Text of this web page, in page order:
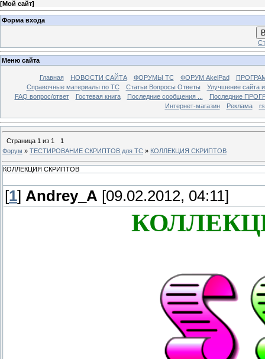
[Мой сайт]
Форма входа
Меню сайта
Главная НОВОСТИ САЙТА ФОРУМЫ TC ФОРУМ AkelPad
Справочные материалы по TС
Статьи Вопросы Ответы
Улучшение сайта
FAQ вопрос/ответ
Гостевая книга Последние сообщения ...
Последние
Интернет-магазин
Реклама
Страница 1 из 1
1
Форум » ТЕСТИРОВАНИЕ СКРИПТОВ для TC » КОЛЛЕКЦИЯ СКРИПТОВ
КОЛЛЕКЦИЯ СКРИПТОВ
[1] Andrey_A [09.02.2012, 04:11]